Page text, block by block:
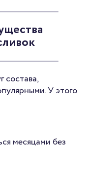
состава,
У этого
месяцами без